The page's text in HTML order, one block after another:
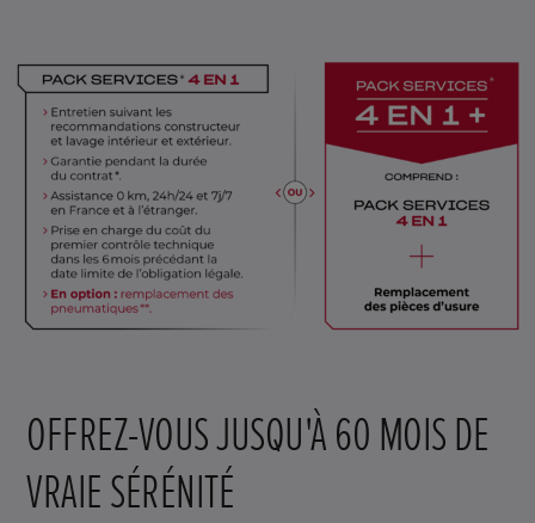
OFFREZ-VOUS JUSQU'À 60 MOIS DE
VRAIE SÉRÉNITÉ